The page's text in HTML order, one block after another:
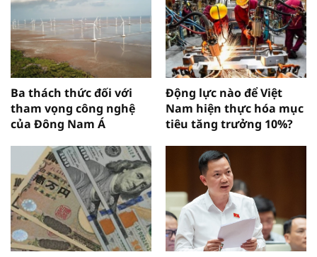
Ba thách thức đối với
tham vọng công nghệ
của Đông Nam Á
Động lực nào để Việt
Nam hiện thực hóa mục
tiêu tăng trưởng 10%?